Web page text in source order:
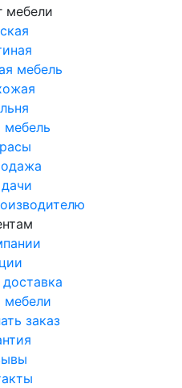
мебели
мебель
мебель
мебели
заказ